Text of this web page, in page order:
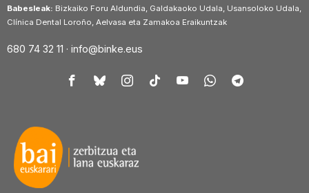
Babesleak: Bizkaiko Foru Aldundia, Galdakaoko Udala, Usansoloko Udala,
Clínica Dental Loroño, Aelvasa eta Zamakoa Eraikuntzak
680 74 32 11 · info@binke.eus